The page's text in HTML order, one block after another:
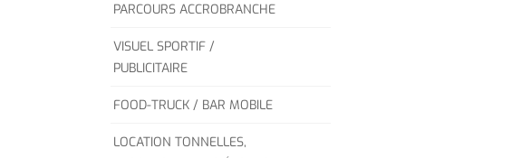
PARCOURS ACCROBRANCHE
VISUEL SPORTIF /
PUBLICITAIRE
FOOD-TRUCK / BAR MOBILE
LOCATION TONNELLES,